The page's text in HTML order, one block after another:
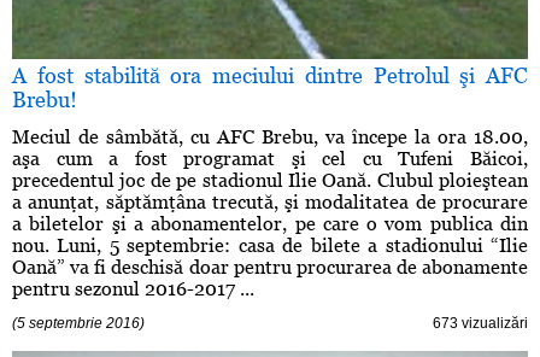
A fost stabilită ora meciului dintre Petrolul şi AFC
Brebu!
Meciul de sâmbătă, cu AFC Brebu, va începe la ora 18.00,
aşa cum a fost programat şi cel cu Tufeni Băicoi,
precedentul joc de pe stadionul Ilie Oană. Clubul ploieştean
a anunţat, săptămţâna trecută, şi modalitatea de procurare
a biletelor şi a abonamentelor, pe care o vom publica din
nou. Luni, 5 septembrie: casa de bilete a stadionului “Ilie
Oană” va fi deschisă doar pentru procurarea de abonamente
pentru sezonul 2016-2017 ...
(5 septembrie 2016) 673 vizualizări